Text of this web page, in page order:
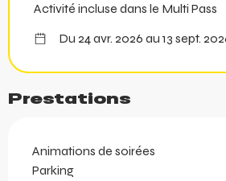
Activité incluse dans le Multi Pass
Du 24 avr. 2026 au 13 sept.
Prestations
Animations de soirées
Parking